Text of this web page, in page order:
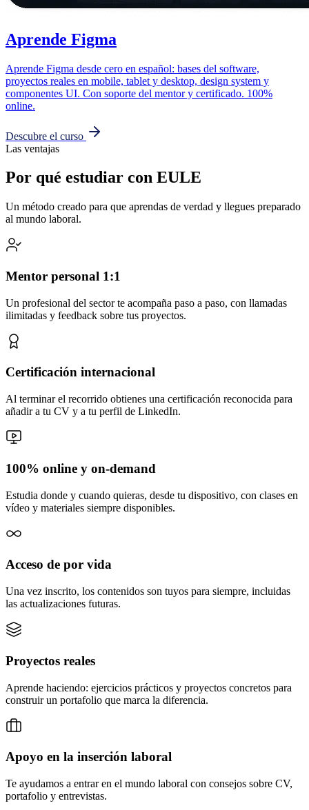
Aprende Figma
Aprende Figma desde cero en español: bases del software,
proyectos reales en mobile, tablet y desktop, design system y
componentes UI. Con soporte del mentor y certificado. 100%
online.
Descubre el curso
Las ventajas
Por qué estudiar con EULE
Un método creado para que aprendas de verdad y llegues preparado
al mundo laboral.
Mentor personal 1:1
Un profesional del sector te acompaña paso a paso, con llamadas
ilimitadas y feedback sobre tus proyectos.
Certificación internacional
Al terminar el recorrido obtienes una certificación reconocida para
añadir a tu CV y a tu perfil de LinkedIn.
100% online y on-demand
Estudia donde y cuando quieras, desde tu dispositivo, con clases en
vídeo y materiales siempre disponibles.
Acceso de por vida
Una vez inscrito, los contenidos son tuyos para siempre, incluidas
las actualizaciones futuras.
Proyectos reales
Aprende haciendo: ejercicios prácticos y proyectos concretos para
construir un portafolio que marca la diferencia.
Apoyo en la inserción laboral
Te ayudamos a entrar en el mundo laboral con consejos sobre CV,
portafolio y entrevistas.